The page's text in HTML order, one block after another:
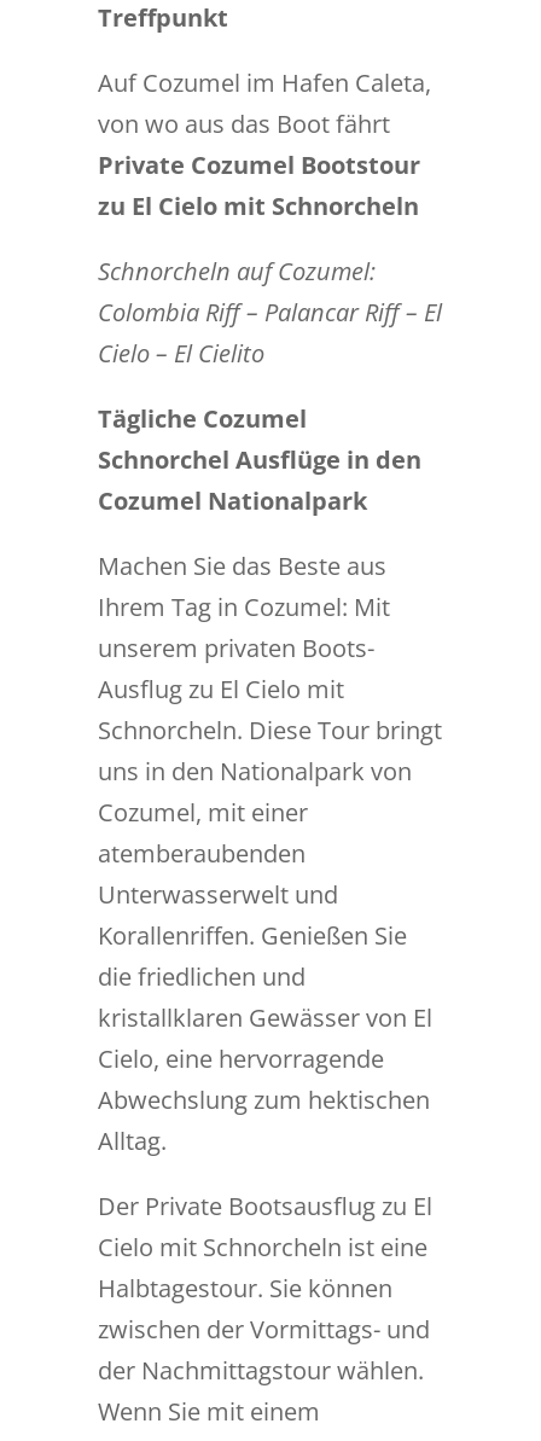
Treffpunkt
Auf Cozumel im Hafen Caleta,
von wo aus das Boot fährt
Private Cozumel Bootstour
zu El Cielo mit Schnorcheln
Schnorcheln auf Cozumel:
Colombia Riff – Palancar Riff – El
Cielo – El Cielito
Tägliche Cozumel
Schnorchel Ausflüge in den
Cozumel Nationalpark
Machen Sie das Beste aus
Ihrem Tag in Cozumel: Mit
unserem privaten Boots-
Ausflug zu El Cielo mit
Schnorcheln. Diese Tour bringt
uns in den Nationalpark von
Cozumel, mit einer
atemberaubenden
Unterwasserwelt und
Korallenriffen. Genießen Sie
die friedlichen und
kristallklaren Gewässer von El
Cielo, eine hervorragende
Abwechslung zum hektischen
Alltag.
Der Private Bootsausflug zu El
Cielo mit Schnorcheln ist eine
Halbtagestour. Sie können
zwischen der Vormittags- und
der Nachmittagstour wählen.
Wenn Sie mit einem